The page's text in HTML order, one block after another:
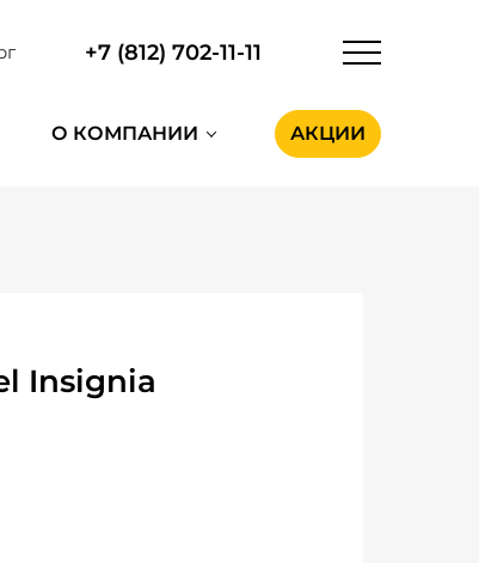
+7 (812) 702-11-11
О КОМПАНИИ АКЦИИ
Insignia